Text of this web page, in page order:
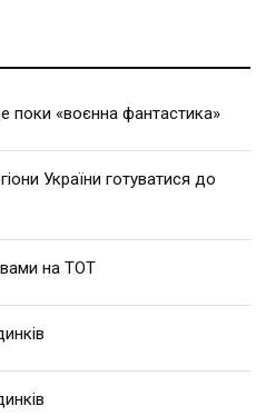
поки «воєнна фантастика»
України готуватися до
на ТОТ